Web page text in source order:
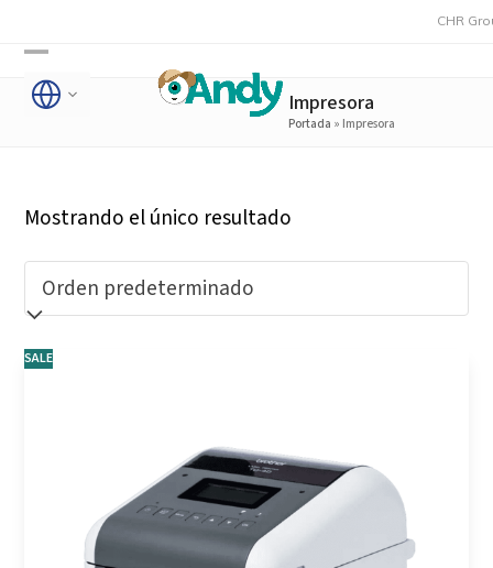
content
CHR
Open
mobile
Close
mobile
Impresora
Portada » Impresora
Mostrando el único resultado
SALE